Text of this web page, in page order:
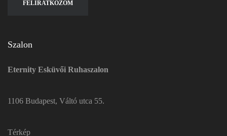
Szalon
Eternity Esküvői Ruhaszalon
1106 Budapest, Váltó utca 55.
Térkép